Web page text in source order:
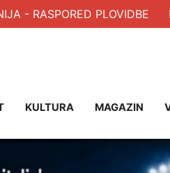
PLOVIDBE
KULTURA MAGAZIN